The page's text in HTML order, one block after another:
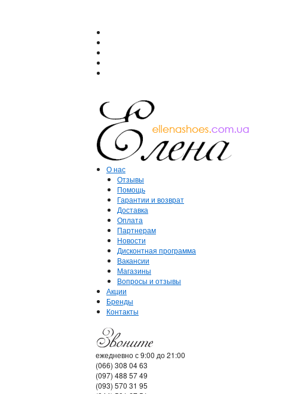
О нас
Отзывы
Помощь
Гарантии и возврат
Доставка
Оплата
Партнерам
Новости
Дисконтная программа
Вакансии
Магазины
Вопросы и отзывы
Акции
Бренды
Контакты
ежедневно с 9:00 до 21:00
(066) 308 04 63
(097) 488 57 49
(093) 570 31 95